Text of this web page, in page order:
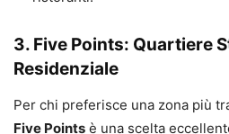
3. Five Points: Quartiere
Residenziale
Per chi preferisce una zona più
Five Points è una scelta